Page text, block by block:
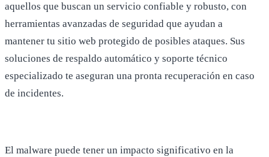
aquellos que buscan un servicio confiable y robusto, con
herramientas avanzadas de seguridad que ayudan a
mantener tu sitio web protegido de posibles ataques. Sus
soluciones de respaldo automático y soporte técnico
especializado te aseguran una pronta recuperación en caso
de incidentes.
El malware puede tener un impacto significativo en la